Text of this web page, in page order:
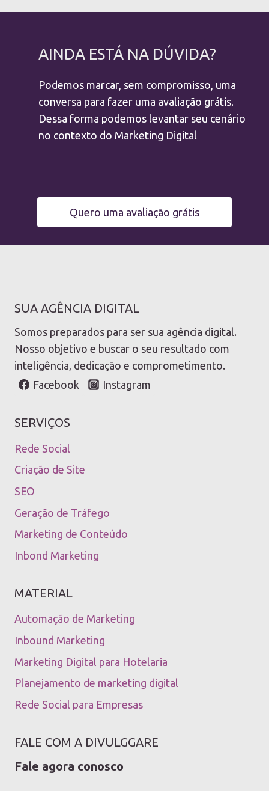
AINDA ESTÁ NA DÚVIDA?
Podemos marcar, sem compromisso, uma
conversa para fazer uma avaliação grátis.
Dessa forma podemos levantar seu cenário
no contexto do Marketing Digital
Quero uma avaliação grátis
SUA AGÊNCIA DIGITAL
Somos preparados para ser sua agência digital.
Nosso objetivo e buscar o seu resultado com
inteligência, dedicação e comprometimento.
Facebook
Instagram
SERVIÇOS
Rede Social
Criação de Site
SEO
Geração de Tráfego
Marketing de Conteúdo
Inbond Marketing
MATERIAL
Automação de Marketing
Inbound Marketing
Marketing Digital para Hotelaria
Planejamento de marketing digital
Rede Social para Empresas
FALE COM A DIVULGGARE
Fale agora conosco